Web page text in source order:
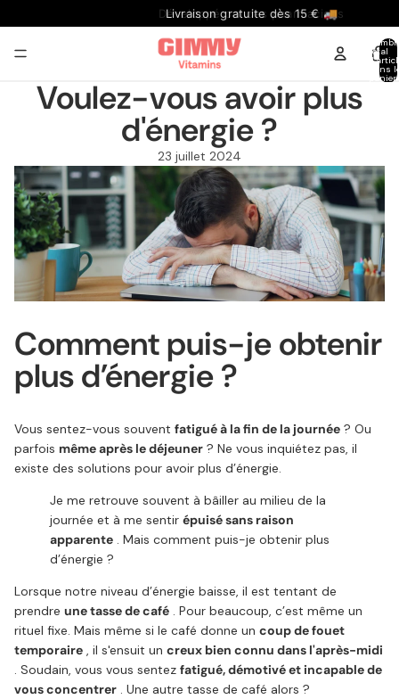
Livraison gratuite dès 15 € 🚚
total
dans
Voulez-vous avoir plus
d'énergie ?
23 juillet 2024
Comment puis-je obtenir
plus d’énergie ?
Vous sentez-vous souvent fatigué à la fin de la journée ? Ou
parfois même après le déjeuner ? Ne vous inquiétez pas, il
existe des solutions pour avoir plus d’énergie.
Je me retrouve souvent à bâiller au milieu de la
journée et à me sentir épuisé sans raison
apparente . Mais comment puis-je obtenir plus
d’énergie ?
Lorsque notre niveau d’énergie baisse, il est tentant de
prendre une tasse de café . Pour beaucoup, c’est même un
rituel fixe. Mais même si le café donne un coup de fouet
temporaire , il s'ensuit un creux bien connu dans l'après-midi
. Soudain, vous vous sentez fatigué, démotivé et incapable de
vous concentrer . Une autre tasse de café alors ?